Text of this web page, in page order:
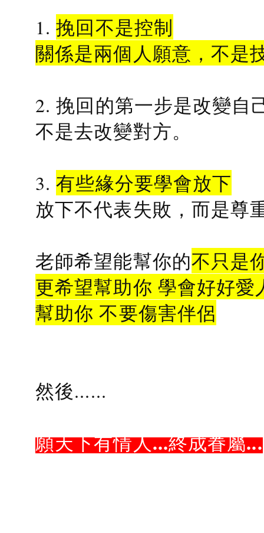
1.挽回不是控制
關係是兩個人願意，不是
2. 挽回的第一步是改變自
不是去改變對方。
3.有些緣分要學會放下
放下不代表失敗，而是尊
老師希望能幫你的不只是
更希望幫助你 學會好好愛
幫助你 不要傷害伴侶
然後......
願天下有情人...終成眷屬...